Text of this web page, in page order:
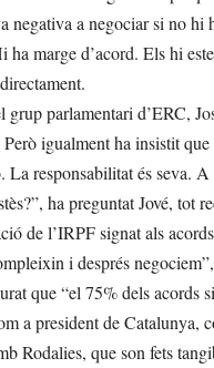
a negociar si no hi
marge d’acord. Els hi
parlamentari d’ERC,
igualment ha insistit
responsabilitat és seva.
ha preguntat Jové, tot
de l’IRPF signat als
i després
que “el 75% dels acords
a president de
Rodalies, que son fets